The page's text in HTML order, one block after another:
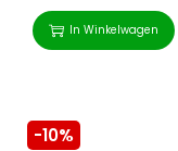
In Winkelwagen
-10%